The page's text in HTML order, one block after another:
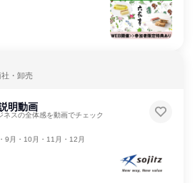
・卸売
明動画
ネスの全体感を動画でチェック
9月・10月・11月・12月